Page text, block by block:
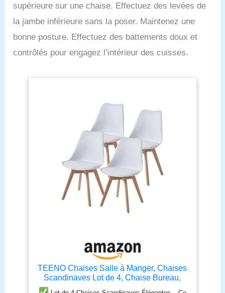
supérieure sur une chaise. Effectuez des levées de
la jambe inférieure sans la poser. Maintenez une
bonne posture. Effectuez des battements doux et
contrôlés pour engagez l’intérieur des cuisses.
TEENO Chaises Salle à Manger, Chaises
Scandinaves Lot de 4, Chaise Bureau,
Chaise Cuisine Lot de 4, Chaise de Salon,